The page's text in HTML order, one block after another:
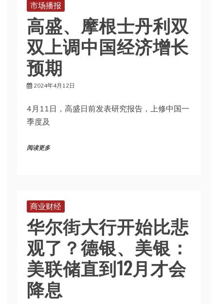
市场播报
高盛、摩根士丹利双
双上调中国经济增长
预期
2024年4月12日
4月11日，高盛日前发表研究报告，上修中国一
季度及
阅读更多
商业财经
华尔街大行开始比悲
观了？德银、美银：
美联储直到12月才会
降息